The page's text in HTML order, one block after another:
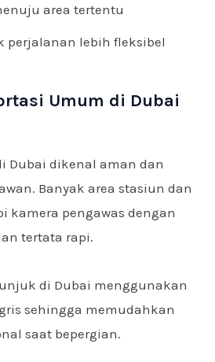
area tertentu
perjalanan lebih fleksibel
Umum di Dubai
Dubai dikenal aman dan
Banyak area stasiun dan
kamera pengawas dengan
tertata rapi.
di Dubai menggunakan
sehingga memudahkan
saat bepergian.